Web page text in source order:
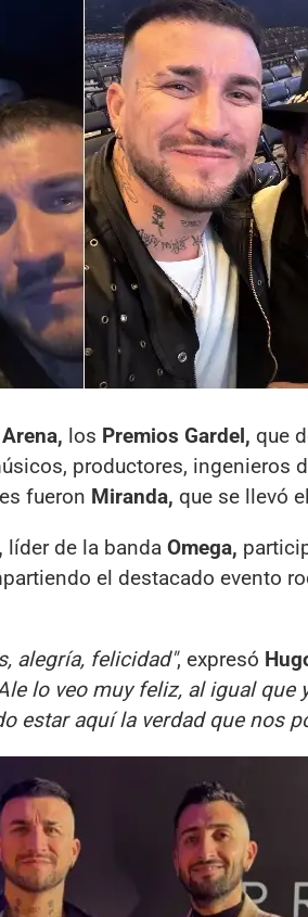
los Premios Gardel, que
productores, ingenieros
fueron Miranda, que se llevó el
líder de la banda Omega,
el destacado evento
alegría, felicidad", expresó
lo veo muy feliz, al igual que
estar aquí la verdad que nos